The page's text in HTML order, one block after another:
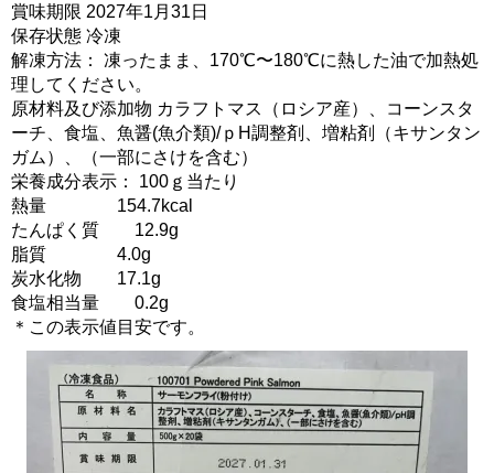
賞味期限 2027年1月31日
保存状態 冷凍
解凍方法： 凍ったまま、170℃〜180℃に熱した油で加熱処
理してください。
原材料及び添加物 カラフトマス（ロシア産）、コーンスタ
ーチ、食塩、魚醤(魚介類)/ｐH調整剤、増粘剤（キサンタン
ガム）、（一部にさけを含む）
栄養成分表示： 100ｇ当たり
熱量 154.7kcal
たんぱく質 12.9g
脂質 4.0g
炭水化物 17.1g
食塩相当量 0.2g
＊この表示値目安です。